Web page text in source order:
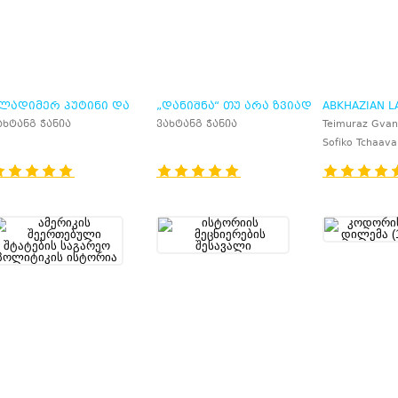
ᲞᲣᲢᲘᲜᲘ ᲓᲐ
ᲘᲓᲔᲘᲡ“
ჭანია
„ᲓᲐᲜᲘᲨᲜᲐ“ ᲗᲣ ᲐᲠᲐ ᲖᲕᲘᲐᲓ
ᲒᲐᲛᲡᲐᲮᲣᲠᲓᲘᲐᲛ
ვახტანგ ჭანია
ABKHAZIAN
PAST,
Teimuraz
Sofiko Tchaava